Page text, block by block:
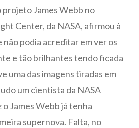
projeto James Webb no
Center, da NASA, afirmou à
não podia acreditar em ver os
e tão brilhantes tendo ficada
uma das imagens tiradas em
um cientista da NASA
James Webb já tenha
supernova. Falta, no